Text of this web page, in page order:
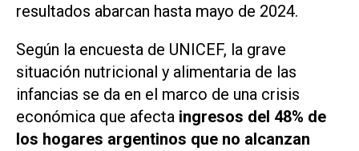
resultados abarcan hasta mayo de 2024.
Según la encuesta de UNICEF, la grave
situación nutricional y alimentaria de las
infancias se da en el marco de una crisis
económica que afecta ingresos del 48% de
los hogares argentinos que no alcanzan